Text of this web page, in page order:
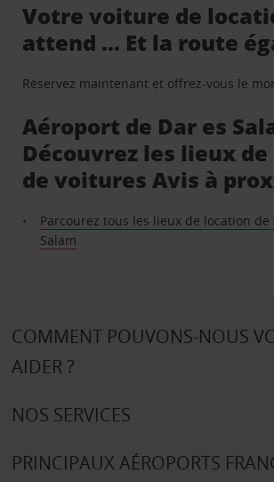
Votre voiture de
attend … Et la route
Réservez maintenant et offrez-vous le
Aéroport de Dar es
Découvrez les lieux
de voitures Avis à
Parcourez tous les lieux de location de
Salam
COMMENT POUVONS-NOUS
AIDER ?
NOS SERVICES
PRINCIPAUX AÉROPORTS